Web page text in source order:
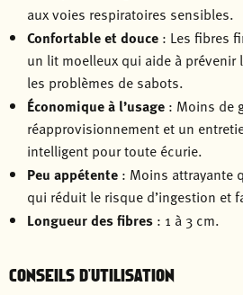
aux voies respiratoires sensibles.
Confortable et douce : Les fibres
un lit moelleux qui aide à
les problèmes de sabots.
Économique à l’usage : Moins de
réapprovisionnement et un
intelligent pour toute écurie.
Peu appétente : Moins attrayante
qui réduit le risque d’ingestion et
Longueur des fibres : 1 à 3 cm.
CONSEILS D'UTILISATION